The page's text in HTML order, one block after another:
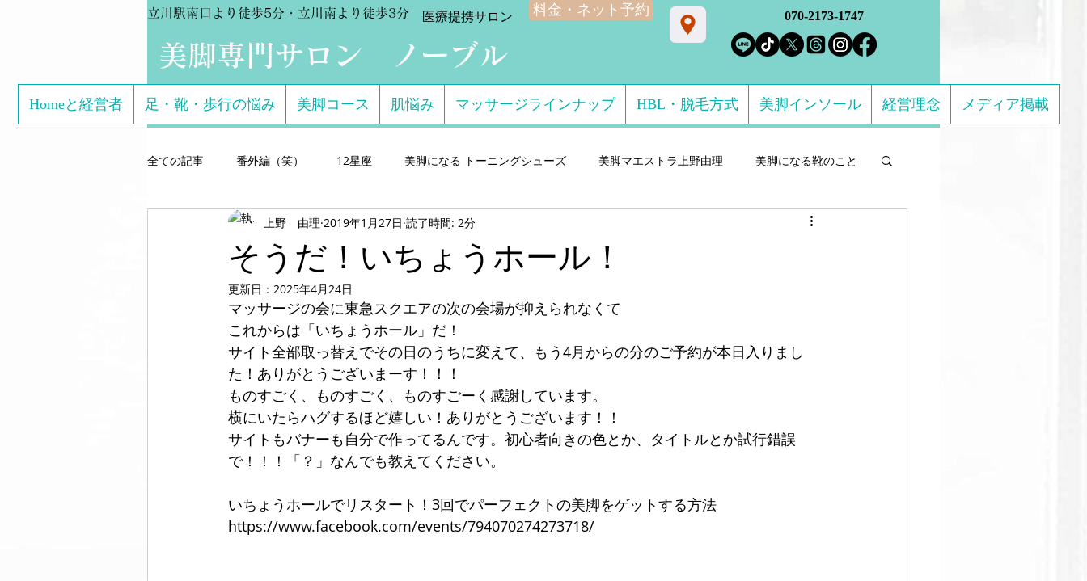
立川駅南口より徒歩5分・立川南より徒歩3分
​美脚専門サロン ノーブル
料金・ネット予約
​医療提携サロン 070-2173-1747
Homeと経営者 足・靴・歩行の悩み 美脚コース 肌悩み マッサージラインナップ HBL・脱毛方式 美脚インソール 経営理念 メディア掲載
全ての記事 番外編（笑） 12星座 美脚になる トーニングシューズ 美脚マエストラ上野由理 美脚になる靴のこと
芸能関係のお客様体験談 美脚専門サロン salon de consolare サロン・ド・コン
こどもの足 美脚になる サンダル・ミュール
美脚になる思考 美脚セミナー 講演実績 美脚になる 雨・レインシューズ デキるオトコにオススメの靴
美脚になる ウォーキング 美脚専門サロン体験談 美脚になる肌 美脚になる「食」
そうだ！いちょうホール！
上野 由理 2019年1月27日 読了時間: 2分
更新日： 2025年4月24日
マッサージの会に東急スクエアの次の会場が抑えられなくて
これからは「いちょうホール」だ！
サイト全部取っ替えでその日のうちに変えて、もう4月からの分のご予約が本日入りまし
た！ありがとうございまーす！！！
ものすごく、ものすごく、ものすごーく感謝しています。
横にいたらハグするほど嬉しい！ありがとうございます！！
サイトもバナーも自分で作ってるんです。初心者向きの色とか、タイトルとか試行錯誤
で！！！「？」なんでも教えてください。
いちょうホールでリスタート！3回でパーフェクトの美脚をゲットする方法
https://www.facebook.com/events/794070274273718/